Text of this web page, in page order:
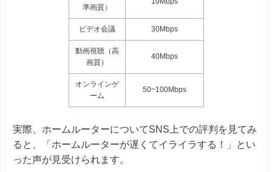
準画質）
ビデオ会議 30Mbps
動画視聴（高
画質）
40Mbps
オンラインゲ
ーム
50~100Mbps
実際、ホームルーターについてSNS上での評判を見てみ
ると、「ホームルーターが遅くてイライラする！」とい
った声が見受けられます。